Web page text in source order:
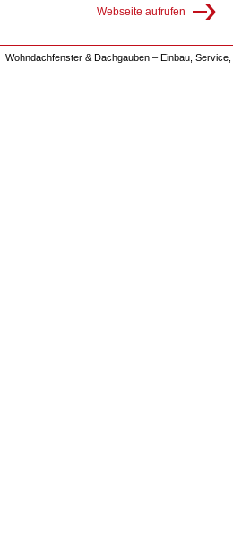
Webseite aufrufen
Wohndachfenster & Dachgauben – Einbau,